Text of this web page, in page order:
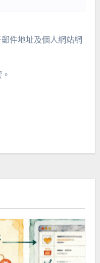
件地址及個人網站網